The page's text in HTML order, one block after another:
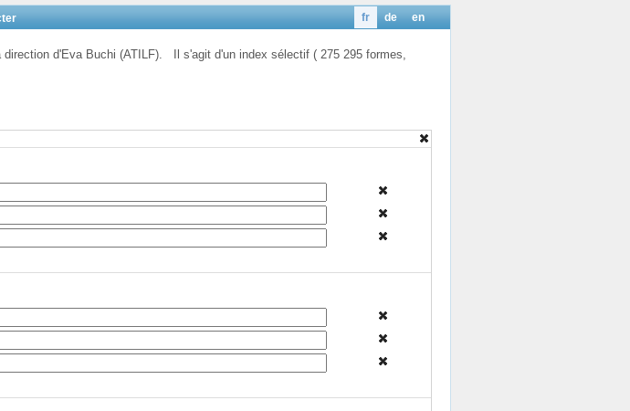
en
de
fr
direction d'Eva Buchi (ATILF). Il s'agit d'un index sélectif ( 275 295 formes,